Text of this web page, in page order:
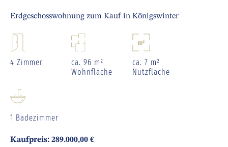
Erdgeschosswohnung zum Kauf in Königswinter
4 Zimmer
ca. 96 m²
Wohnfläche
ca. 7 m²
Nutzfläche
1 Badezimmer
Kaufpreis: 289.000,00 €